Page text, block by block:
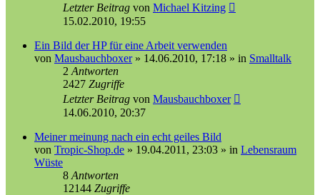
Letzter Beitrag von Michael Kitzing
15.02.2010, 19:55
Ein Bild der HP für eine Arbeit verwenden
von Mausbauchboxer» 14.06.2010, 17:18 » in Smalltalk
2 Antworten
2427 Zugriffe
Letzter Beitrag von Mausbauchboxer
14.06.2010, 20:37
Meiner meinung nach ein echt geiles Bild
von Tropic-Shop.de » 19.04.2011, 23:03 » in Lebensraum
Wüste
8 Antworten
12144 Zugriffe